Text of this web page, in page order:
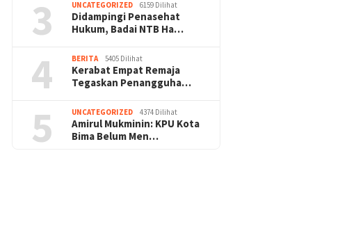
3 UNCATEGORIZED 6159 Dilihat
Didampingi Penasehat
Hukum, Badai NTB Ha…
4 BERITA 5405 Dilihat
Kerabat Empat Remaja
Tegaskan Penangguha…
5 UNCATEGORIZED 4374 Dilihat
Amirul Mukminin: KPU Kota
Bima Belum Men…